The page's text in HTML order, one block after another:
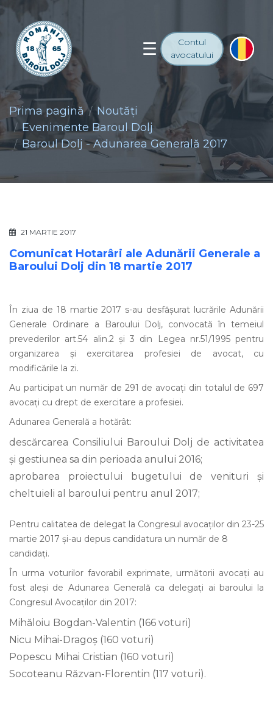
Contul
avocatului
Prima pagină
Noutăţi
Evenimente Baroul Dolj
Baroul Dolj - Adunarea Generală 2017
21 MARTIE 2017
Comunicat Hotarâri ale Adunării Generale a
Baroului Dolj din 18 martie 2017
În ziua de 18 martie 2017 s-au desfăşurat lucrările Adunării
Generale Ordinare a Baroului Dolj, convocată în temeiul
prevederilor art.54 alin.2 şi 3 din Legea nr.51/1995 pentru
organizarea şi exercitarea profesiei de avocat, cu
modificările la zi.
Au participat un număr de 291 de avocaţi din totalul de 697
avocaţi cu drept de exercitare a profesiei.
Adunarea Generală a hotărât:
descărcarea Consiliului Baroului Dolj de activitatea
şi gestiunea sa din perioada anului 2016;
aprobarea proiectului bugetului de venituri şi
cheltuieli al baroului pentru anul 2017;
Pentru calitatea de delegat la Congresul avocaților din 23-25
martie 2017 și-au depus candidatura un număr de 8
candidați.
În urma voturilor favorabil exprimate, următorii avocați au
fost aleși de Adunarea Generală ca delegați ai baroului la
Congresul Avocaților din 2017:
Mihăloiu Bogdan-Valentin (166 voturi)
Nicu Mihai-Dragoş (160 voturi)
Popescu Mihai Cristian (160 voturi)
Socoteanu Răzvan-Florentin (117 voturi).